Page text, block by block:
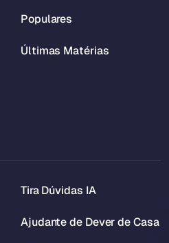
Populares
Últimas Matérias
Tira Dúvidas IA
Ajudante de Dever de Casa